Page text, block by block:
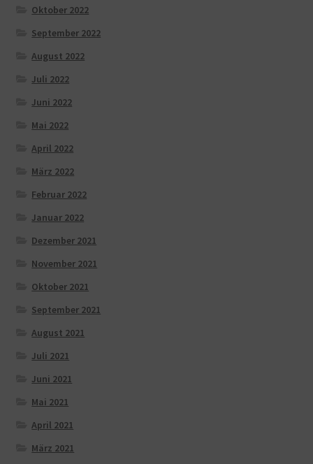
Oktober 2022
September 2022
August 2022
Juli 2022
Juni 2022
Mai 2022
April 2022
März 2022
Februar 2022
Januar 2022
Dezember 2021
November 2021
Oktober 2021
September 2021
August 2021
Juli 2021
Juni 2021
Mai 2021
April 2021
März 2021